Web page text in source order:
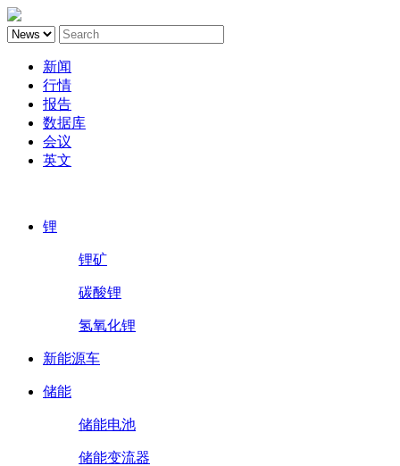
新闻
行情
报告
数据库
会议
英文
锂
锂矿
碳酸锂
氢氧化锂
新能源车
储能
储能电池
储能变流器